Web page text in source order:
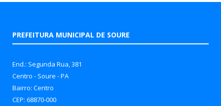
PREFEITURA MUNICIPAL DE SOURE
End.: Segunda Rua, 381
Centro - Soure - PA
Bairro: Centro
CEP: 68870-000